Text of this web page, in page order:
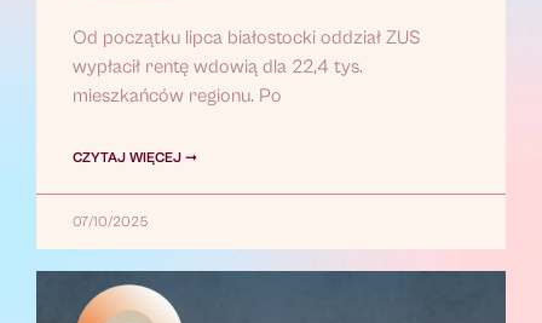
Od początku lipca białostocki oddział ZUS
wypłacił rentę wdowią dla 22,4 tys.
mieszkańców regionu. Po
CZYTAJ WIĘCEJ ➞
07/10/2025